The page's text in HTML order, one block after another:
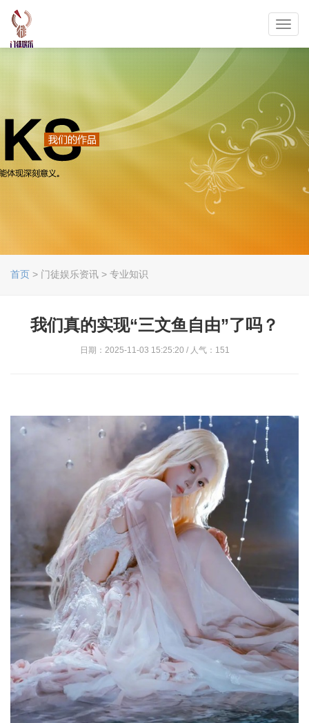
首页 > 门徒娱乐资讯 > 专业知识
我们真的实现“三文鱼自由”了吗？
日期：2025-11-03 15:25:20 / 人气：151